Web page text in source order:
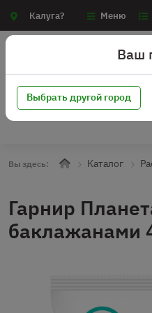
Калуга? Меню
Вы здесь: Каталог
Гарнир
баклажанами
Ваш
Выбрать другой город